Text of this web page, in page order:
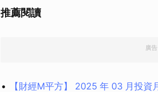
推薦閱讀
廣
【財經M平方】 2025 年 03 月投資